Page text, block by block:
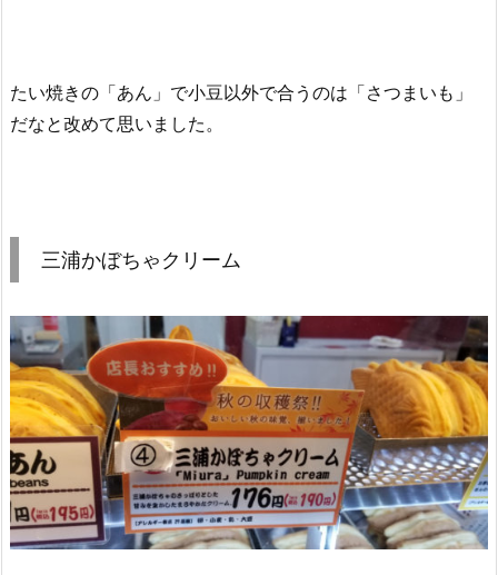
たい焼きの「あん」で小豆以外で合うのは「さつまいも」
だなと改めて思いました。
三浦かぼちゃクリーム